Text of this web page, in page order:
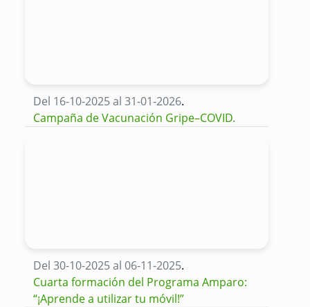
Del 16-10-2025 al 31-01-2026.
Campaña de Vacunación Gripe–COVID.
Del 30-10-2025 al 06-11-2025.
Cuarta formación del Programa Amparo:
“¡Aprende a utilizar tu móvil!”